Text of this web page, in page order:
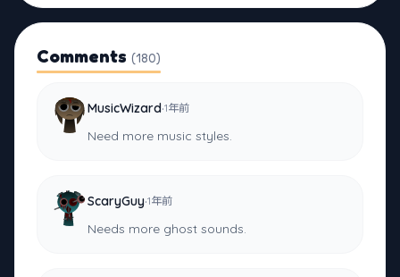
Comments (180)
MusicWizard·1年前
Need more music styles.
ScaryGuy·1年前
Needs more ghost sounds.